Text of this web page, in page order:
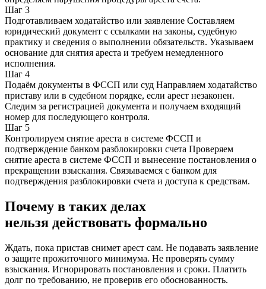
Шаг 3
Подготавливаем ходатайство или заявление Составляем
юридический документ с ссылками на законы, судебную
практику и сведения о выполнении обязательств. Указываем
основание для снятия ареста и требуем немедленного
исполнения.
Шаг 4
Подаём документы в ФССП или суд Направляем ходатайство
приставу или в судебном порядке, если арест незаконен.
Следим за регистрацией документа и получаем входящий
номер для последующего контроля.
Шаг 5
Контролируем снятие ареста в системе ФССП и
подтверждение банком разблокировки счета Проверяем
снятие ареста в системе ФССП и вынесение постановления о
прекращении взыскания. Связываемся с банком для
подтверждения разблокировки счета и доступа к средствам.
Почему в таких делах
нельзя действовать формально
Ждать, пока пристав снимет арест сам. Не подавать заявление
о защите прожиточного минимума. Не проверять сумму
взыскания. Игнорировать постановления и сроки. Платить
долг по требованию, не проверив его обоснованность.